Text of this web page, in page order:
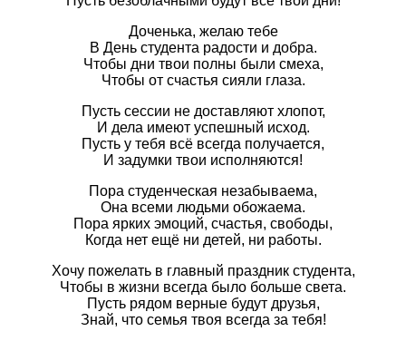
Доченька, желаю тебе
В День студента радости и добра.
Чтобы дни твои полны были смеха,
Чтобы от счастья сияли глаза.
Пусть сессии не доставляют хлопот,
И дела имеют успешный исход.
Пусть у тебя всё всегда получается,
И задумки твои исполняются!
Пора студенческая незабываема,
Она всеми людьми обожаема.
Пора ярких эмоций, счастья, свободы,
Когда нет ещё ни детей, ни работы.
Хочу пожелать в главный праздник студента,
Чтобы в жизни всегда было больше света.
Пусть рядом верные будут друзья,
Знай, что семья твоя всегда за тебя!